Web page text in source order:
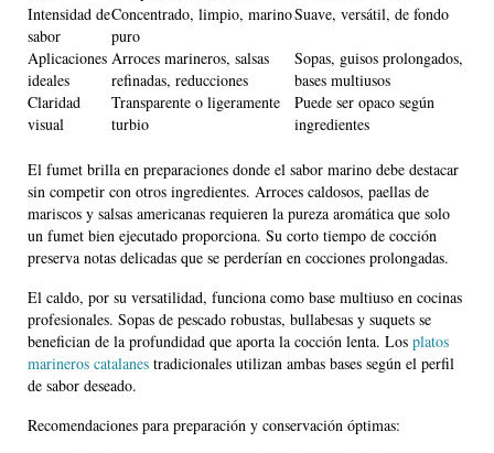
Intensidad de
sabor
Concentrado, limpio, marino
puro
Suave, versátil, de fondo
Aplicaciones
ideales
Arroces marineros, salsas
refinadas, reducciones
Sopas, guisos prolongados,
bases multiusos
Claridad
visual
Transparente o ligeramente
turbio
Puede ser opaco según
ingredientes
El fumet brilla en preparaciones donde el sabor marino debe destacar
sin competir con otros ingredientes. Arroces caldosos, paellas de
mariscos y salsas americanas requieren la pureza aromática que solo
un fumet bien ejecutado proporciona. Su corto tiempo de cocción
preserva notas delicadas que se perderían en cocciones prolongadas.
El caldo, por su versatilidad, funciona como base multiuso en cocinas
profesionales. Sopas de pescado robustas, bullabesas y suquets se
benefician de la profundidad que aporta la cocción lenta. Los platos
marineros catalanes tradicionales utilizan ambas bases según el perfil
de sabor deseado.
Recomendaciones para preparación y conservación óptimas: